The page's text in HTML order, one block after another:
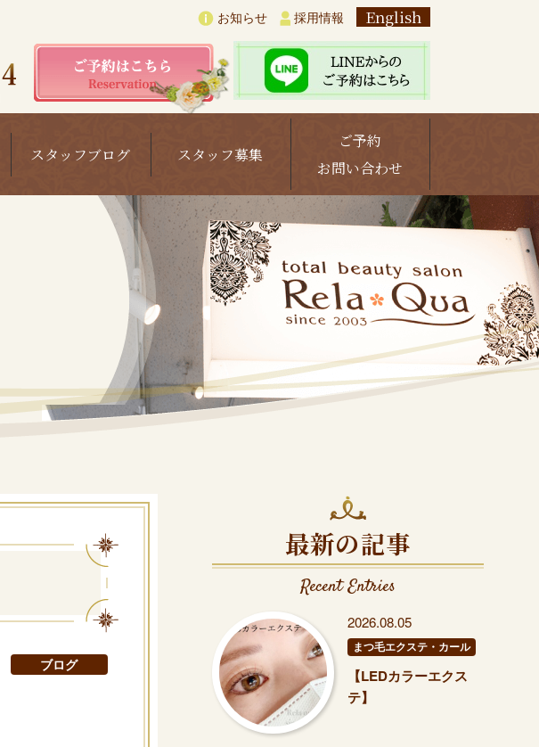
お知らせ 採用情報 English
スタッフブログ スタッフ募集
ご予約
お問い合わせ
ブログ
最新の記事
Recent Entries
2026.08.05
まつ毛エクステ・カール
【LEDカラーエクス
テ】